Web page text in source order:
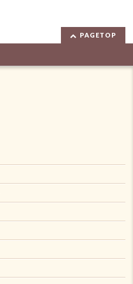
PAGETOP